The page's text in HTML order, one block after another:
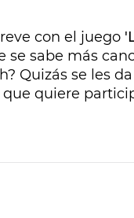
con el juego
se sabe más
Quizás se les
quiere